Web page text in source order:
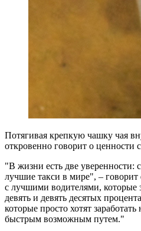
Потягивая крепкую чашку чая
откровенно говорит о ценности
"В жизни есть две уверенности:
лучшие такси в мире", –
с лучшими водителями, которые
девять и девять десятых
которые просто хотят
быстрым возможным путем."